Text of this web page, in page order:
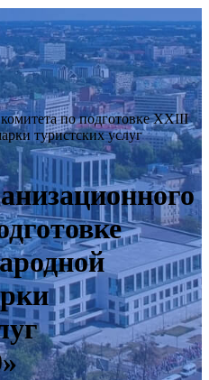
по подготовке XXIII
туристских услуг